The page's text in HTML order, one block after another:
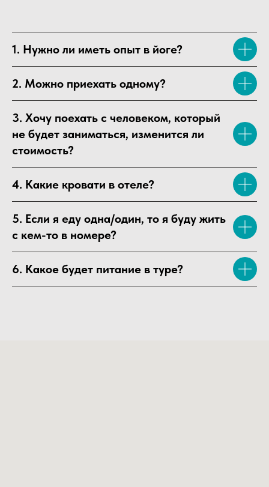
1. Нужно ли иметь опыт в йоге?
2. Можно приехать одному?
3. Хочу поехать с человеком, который
не будет заниматься, изменится ли
стоимость?
4. Какие кровати в отеле?
5. Если я еду одна/один, то я буду жить
с кем-то в номере?
6. Какое будет питание в туре?